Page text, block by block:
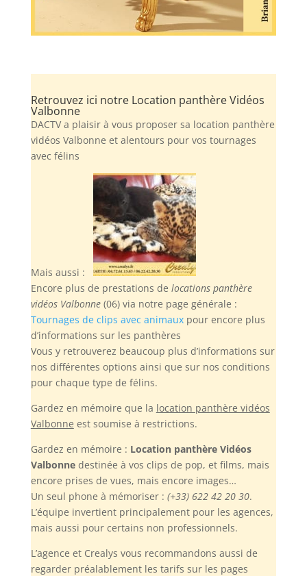
Retrouvez ici notre Location panthère Vidéos
Valbonne
DACTV a plaisir à vous proposer sa location panthère
vidéos Valbonne et alentours pour vos tournages
avec félins
Mais aussi :
Encore plus de prestations de locations panthère
vidéos Valbonne(06) via notre page générale :
Tournages de clips avec animauxpour encore plus
d’informations sur les panthères
Vous y retrouverez beaucoup plus d’informations sur
nos différentes options ainsi que sur nos conditions
pour chaque type de félins.
Gardez en mémoire que la location panthère vidéos
Valbonne est soumise à restrictions.
Gardez en mémoire : Location panthère Vidéos
Valbonnedestinée à vos clips de pop, et films, mais
encore prises de vues, mais encore images…
Un seul phone à mémoriser : (+33) 622 42 20 30.
L’équipe invertient principalement pour les agences,
mais aussi pour certains non professionnels.
L’agence et Crealys vous recommandons aussi de
regarder préalablement les tarifs sur les pages